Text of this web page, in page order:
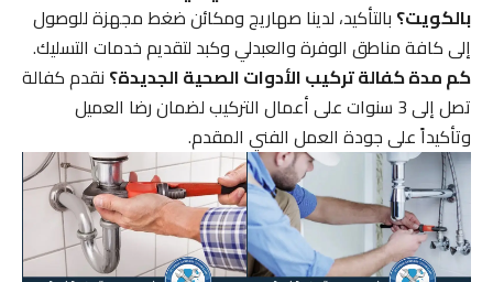
بالكويت؟بالتأكيد، لدينا صهاريج ومكائن ضغط مجهزة للوصول
إلى كافة مناطق الوفرة والعبدلي وكبد لتقديم خدمات التسليك.
كم مدة كفالة تركيب الأدوات الصحية الجديدة؟نقدم كفالة
تصل إلى 3 سنوات على أعمال التركيب لضمان رضا العميل
وتأكيداً على جودة العمل الفني المقدم.